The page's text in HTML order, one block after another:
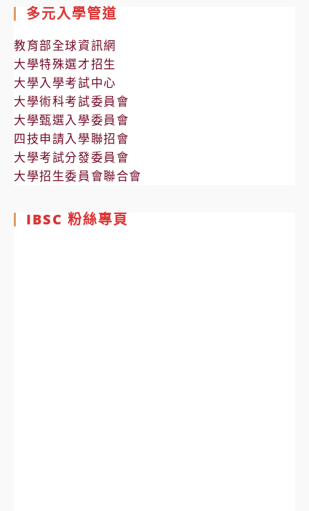
多元入學管道
教育部全球資訊網
大學特殊選才招生
大學入學考試中心
大學術科考試委員會
大學甄選入學委員會
四技申請入學聯招會
大學考試分發委員會
大學招生委員會聯合會
IBSC 粉絲專頁